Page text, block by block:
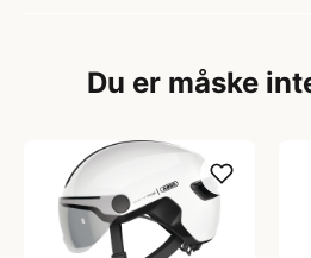
Du er måske